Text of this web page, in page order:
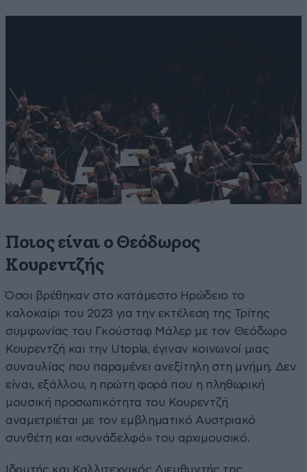
Ποιος είναι ο Θεόδωρος
Κουρεντζής
Όσοι βρέθηκαν στο κατάμεστο Ηρώδειο το
καλοκαίρι του 2023 για την εκτέλεση της Τρίτης
συμφωνίας του Γκούσταφ Μάλερ με τον Θεόδωρο
Κουρεντζή και την Utopia, έγιναν κοινωνοί μιας
συναυλίας που παραμένει ανεξίτηλη στη μνήμη. Δεν
είναι, εξάλλου, η πρώτη φορά που η πληθωρική
μουσική προσωπικότητα του Κουρεντζή
αναμετριέται με τον εμβληματικό Αυστριακό
συνθέτη και «συνάδελφό» του αρχιμουσικό.